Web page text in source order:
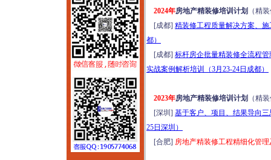
可变现的物业服务品
质体系打造实战培训
（2026年8月1-2日哈
尔滨）
2026年项目谋划、资
金申报、城市更新、
国企市场化转型实操
高级研修（8月6日西
安）
全域六网投融资规划
与市场拓展能力高阶
2024年房地产精装修培训计划
（精
[成都] 精装修工程质量解决方案、
都）
[成都] 标杆房企批量精装修全流程
实战案例解析培训（3月23-24日成都）
2023年房地产精装修培训计划
（精
[深圳] 基于客户、项目、结果导向
25日深圳）
[合肥] 房地产精装修工程精细化管